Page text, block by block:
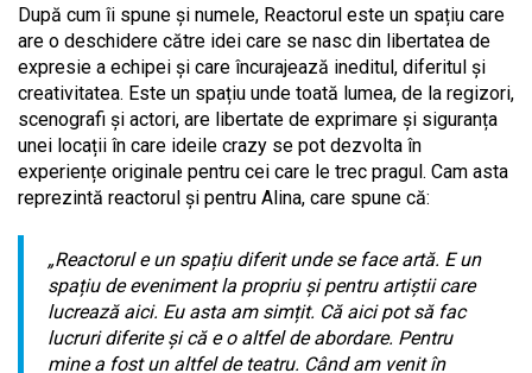
După cum îi spune și numele, Reactorul este un spațiu care
are o deschidere către idei care se nasc din libertatea de
expresie a echipei și care încurajează ineditul, diferitul și
creativitatea. Este un spațiu unde toată lumea, de la regizori,
scenografi și actori, are libertate de exprimare și siguranța
unei locații în care ideile crazy se pot dezvolta în
experiențe originale pentru cei care le trec pragul. Cam asta
reprezintă reactorul și pentru Alina, care spune că:
„Reactorul e un spațiu diferit unde se face artă. E un
spațiu de eveniment la propriu și pentru artiștii care
lucrează aici. Eu asta am simțit. Că aici pot să fac
lucruri diferite și că e o altfel de abordare. Pentru
mine a fost un altfel de teatru. Când am venit în